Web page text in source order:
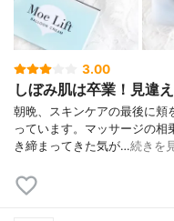
3.00
しぼみ肌は卒業！見違
朝晩、スキンケアの最後に頬
っています。マッサージの相
き締まってきた気が…続きを